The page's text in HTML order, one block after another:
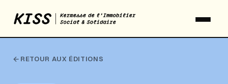
RETOUR AUX ÉDITIONS